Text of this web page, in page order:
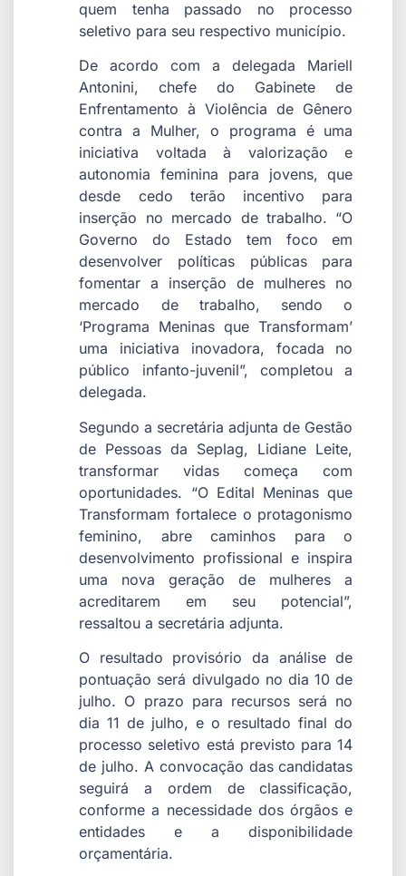
quem tenha passado no processo
seletivo para seu respectivo município.
De acordo com a delegada Mariell
Antonini, chefe do Gabinete de
Enfrentamento à Violência de Gênero
contra a Mulher, o programa é uma
iniciativa voltada à valorização e
autonomia feminina para jovens, que
desde cedo terão incentivo para
inserção no mercado de trabalho. “O
Governo do Estado tem foco em
desenvolver políticas públicas para
fomentar a inserção de mulheres no
mercado de trabalho, sendo o
‘Programa Meninas que Transformam’
uma iniciativa inovadora, focada no
público infanto-juvenil”, completou a
delegada.
Segundo a secretária adjunta de Gestão
de Pessoas da Seplag, Lidiane Leite,
transformar vidas começa com
oportunidades. “O Edital Meninas que
Transformam fortalece o protagonismo
feminino, abre caminhos para o
desenvolvimento profissional e inspira
uma nova geração de mulheres a
acreditarem em seu potencial”,
ressaltou a secretária adjunta.
O resultado provisório da análise de
pontuação será divulgado no dia 10 de
julho. O prazo para recursos será no
dia 11 de julho, e o resultado final do
processo seletivo está previsto para 14
de julho. A convocação das candidatas
seguirá a ordem de classificação,
conforme a necessidade dos órgãos e
entidades e a disponibilidade
orçamentária.